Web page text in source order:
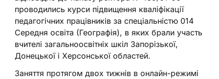
проводились курси підвищення кваліфікації
педагогічних працівників за спеціальністю 014
Середня освіта (Географія), в яких брали участь
вчителі загальноосвітніх шкіл Запорізької,
Донецької і Херсонської областей.
Заняття протягом двох тижнів в онлайн-режимі